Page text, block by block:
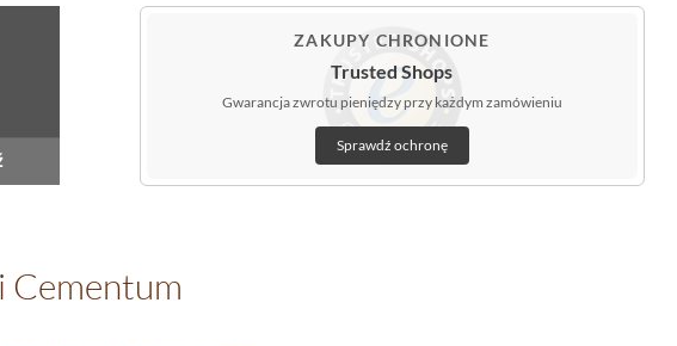
ZAKUPY CHRONIONE
Trusted Shops
Gwarancja zwrotu pieniędzy przy każdym zamówieniu
Sprawdź ochronę
Cementum